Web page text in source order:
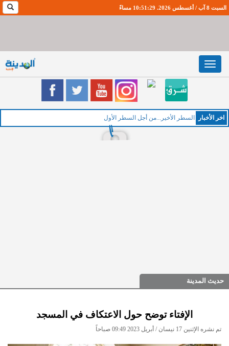
السبت 8 آب / أغسطس 2026. 10:51:30 مساءً
Toggle
navigation
اخر اﻷخبار
حديث المدينة
الإفتاء توضح حول الاعتكاف في المسجد
تم نشره الإثنين 17 نيسان / أبريل 2023 09:49 صباحاً